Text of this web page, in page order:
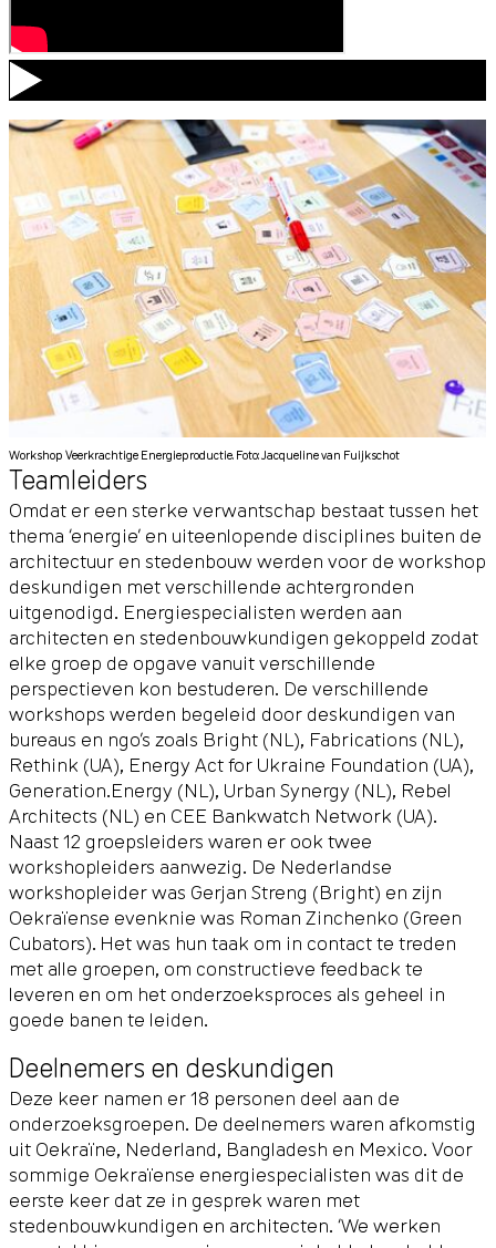
Workshop Veerkrachtige Energieproductie. Foto: Jacqueline van Fuijkschot
Teamleiders
Omdat er een sterke verwantschap bestaat tussen het
thema ‘energie’ en uiteenlopende disciplines buiten de
architectuur en stedenbouw werden voor de workshop
deskundigen met verschillende achtergronden
uitgenodigd. Energiespecialisten werden aan
architecten en stedenbouwkundigen gekoppeld zodat
elke groep de opgave vanuit verschillende
perspectieven kon bestuderen. De verschillende
workshops werden begeleid door deskundigen van
bureaus en ngo’s zoals Bright (NL), Fabrications (NL),
Rethink (UA), Energy Act for Ukraine Foundation (UA),
Generation.Energy (NL), Urban Synergy (NL), Rebel
Architects (NL) en CEE Bankwatch Network (UA).
Naast 12 groepsleiders waren er ook twee
workshopleiders aanwezig. De Nederlandse
workshopleider was Gerjan Streng (Bright) en zijn
Oekraïense evenknie was Roman Zinchenko (Green
Cubators). Het was hun taak om in contact te treden
met alle groepen, om constructieve feedback te
leveren en om het onderzoeksproces als geheel in
goede banen te leiden.
Deelnemers en deskundigen
Deze keer namen er 18 personen deel aan de
onderzoeksgroepen. De deelnemers waren afkomstig
uit Oekraïne, Nederland, Bangladesh en Mexico. Voor
sommige Oekraïense energiespecialisten was dit de
eerste keer dat ze in gesprek waren met
stedenbouwkundigen en architecten. ‘We werken